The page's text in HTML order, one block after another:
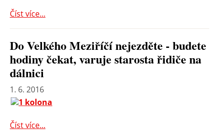
Číst více...
Do Velkého Meziříčí nejezděte - budete
hodiny čekat, varuje starosta řidiče na
dálnici
1. 6. 2016
Číst více...